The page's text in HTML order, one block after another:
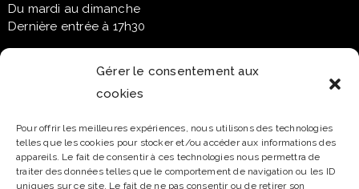
Gérer le consentement aux
cookies
Pour offrir les meilleures expériences, nous utilisons des technologies
telles que les cookies pour stocker et/ou accéder aux informations des
appareils. Le fait de consentir à ces technologies nous permettra de
traiter des données telles que le comportement de navigation ou les ID
uniques sur ce site. Le fait de ne pas consentir ou de retirer son
Du mardi au dimanche
Dernière entrée à 17h30
Email*